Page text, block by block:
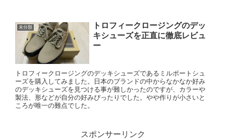
未分類
トロフィークロージングのデッ
キシューズを正直に徹底レビュ
ー
トロフィークロージングのデッキシューズであるミルボートシュ
ーズを購入してみました。日本のブランドの中からなかなか好み
のデッキシューズを見つける事が難しかったのですが、カラーや
製法、形などが自分の好みぴったりでした。やや作りが小さいと
ころが唯一の難点でした。
スポンサーリンク